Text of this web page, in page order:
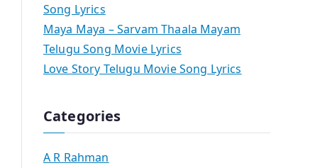
Song Lyrics
Maya Maya – Sarvam Thaala Mayam
Telugu Song Movie Lyrics
Love Story Telugu Movie Song Lyrics
Categories
A R Rahman